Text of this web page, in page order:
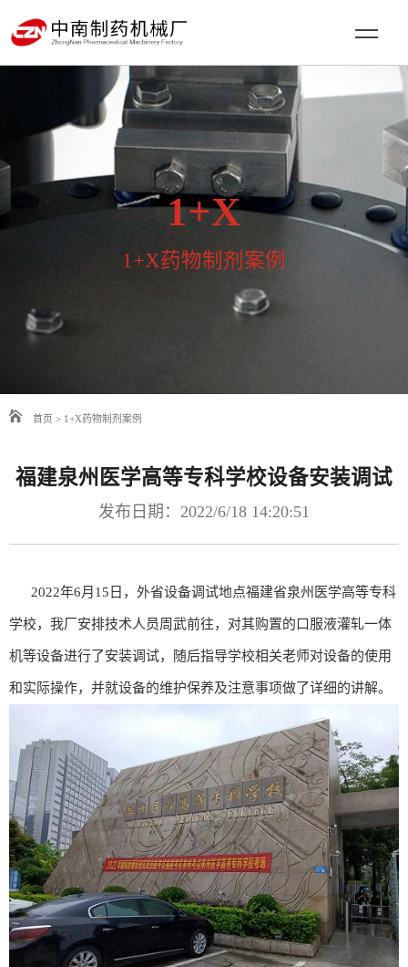
1+X
1+X药物制剂案例
首页 > 1+X药物制剂案例
福建泉州医学高等专科学校设备安装调试
发布日期：2022/6/18 14:20:51
2022年6月15日，外省设备调试地点福建省泉州医学高等专科
学校，我厂安排技术人员周武前往，对其购置的口服液灌轧一体
机等设备进行了安装调试，随后指导学校相关老师对设备的使用
和实际操作，并就设备的维护保养及注意事项做了详细的讲解。